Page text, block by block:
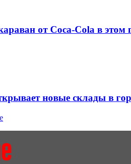
от Coca-Cola в этом
новые склады в